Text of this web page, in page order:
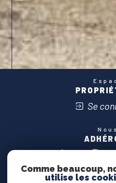
Se
Nous
Comme beaucoup,
utilise les